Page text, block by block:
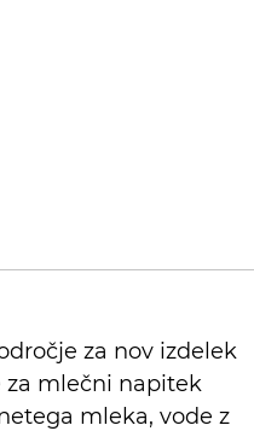
za nov izdelek
za mlečni napitek
mleka, vode z